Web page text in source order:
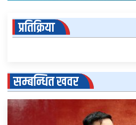
प्रतिक्रिया
सम्बन्धित खवर